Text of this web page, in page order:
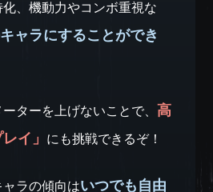
、機動力やコンボ重視な
ャラにすることができ
ターを上げないことで、 高
イ」
にも挑戦できるぞ！
ラの傾向はいつでも自由